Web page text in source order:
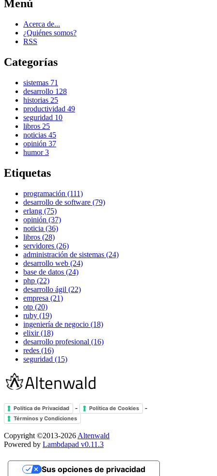
Menú
Acerca de...
¿Quiénes somos?
RSS
Categorías
sistemas 71
desarrollo 128
historias 25
productividad 49
seguridad 10
libros 25
noticias 45
opinión 37
humor3
Etiquetas
programación (111)
desarrollo de software (79)
erlang (75)
opinión (37)
noticia (36)
libros (28)
servidores (26)
administración de sistemas (24)
desarrollo web (24)
base de datos (24)
php (22)
desarrollo ágil (22)
empresa (21)
otp (20)
ruby (19)
ingeniería de negocio (18)
elixir (18)
desarrollo profesional (16)
redes (16)
seguridad (15)
Política de Privacidad - Política de Cookies -
Términos y Condiciones
Copyright ©2013-2026 Altenwald
Powered by Lambdapad v0.11.3
Sus opciones de privacidad